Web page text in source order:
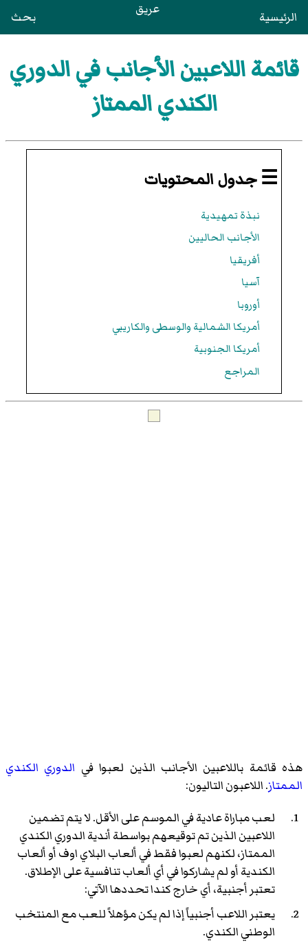
الرئيسية عريق بحث
قائمة اللاعبين الأجانب في الدوري
الكندي الممتاز
☰ جدول المحتويات
نبذة تمهيدية
الأجانب الحاليين
أفريقيا
آسيا
أوروبا
أمريكا الشمالية والوسطى والكاريبي
أمريكا الجنوبية
المراجع
هذه قائمة باللاعبين الأجانب الذين لعبوا في الدوري الكندي
الممتاز. اللاعبون التاليون:
لعب مباراة عادية في الموسم على الأقل. لا يتم تضمين
اللاعبين الذين تم توقيعهم بواسطة أندية الدوري الكندي
الممتاز، لكنهم لعبوا فقط في ألعاب البلاي اوف أو ألعاب
الكندية أو لم يشاركوا في أي ألعاب تنافسية على الإطلاق.
تعتبر أجنبية، أي خارج كندا تحددها الآتي:
يعتبر اللاعب أجنبياً إذا لم يكن مؤهلاً للعب مع المنتخب
الوطني الكندي.